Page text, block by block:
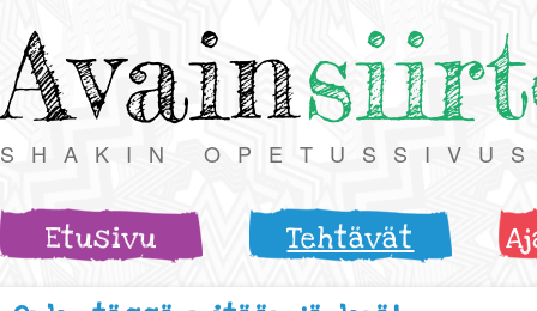
Avain
SHAKIN
Etusivu Tehtävät